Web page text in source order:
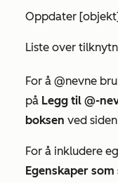
Oppdater
Liste over
For å @nevne
på Legg til @-
boksen ved
For å inkludere
Egenskaper